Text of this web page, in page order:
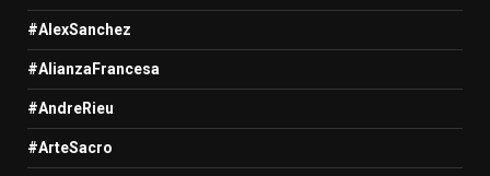
#AlexSanchez
#AlianzaFrancesa
#AndreRieu
#ArteSacro